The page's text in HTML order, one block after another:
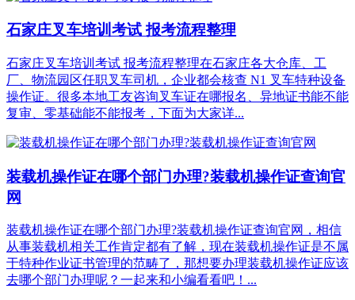
石家庄叉车培训考试 报考流程整理
石家庄叉车培训考试 报考流程整理在石家庄各大仓库、工
厂、物流园区任职叉车司机，企业都会核查 N1 叉车特种设备
操作证。很多本地工友咨询叉车证在哪报名、异地证书能不能
复审、零基础能不能报考，下面为大家详...
装载机操作证在哪个部门办理?装载机操作证查询官
网
装载机操作证在哪个部门办理?装载机操作证查询官网，相信
从事装载机相关工作肯定都有了解，现在装载机操作证是不属
于特种作业证书管理的范畴了，那想要办理装载机操作证应该
去哪个部门办理呢？一起来和小编看看吧！...